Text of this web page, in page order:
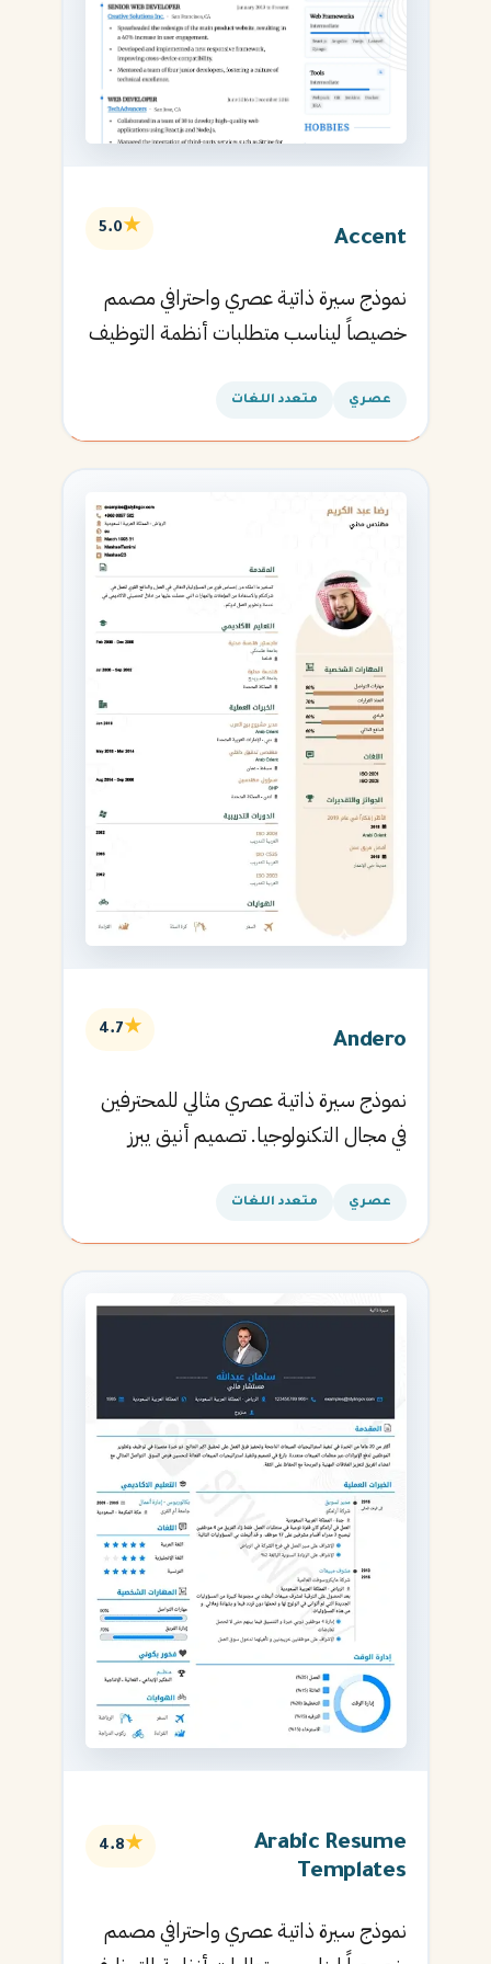
Accent
★
5.0
نموذج سيرة ذاتية عصري واحترافي مصمم
خصيصاً ليناسب متطلبات أنظمة التوظيف
القادمة.
عصري متعدد اللغات
Andero
★
4.7
نموذج سيرة ذاتية عصري مثالي للمحترفين
في مجال التكنولوجيا. تصميم أنيق يبرز
عصري متعدد اللغات
Arabic Resume
Templates
★
4.8
نموذج سيرة ذاتية عصري واحترافي مصمم